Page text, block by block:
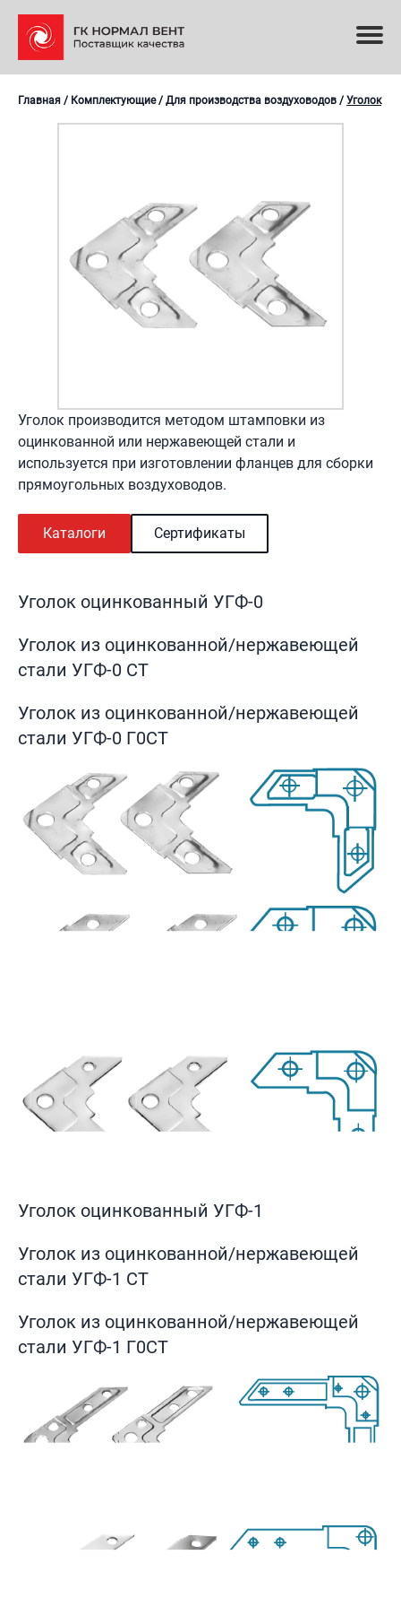
Главная / Комплектующие/ Для производства воздуховодов / Уголок
Уголок производится методом штамповки из
оцинкованной или нержавеющей стали и
используется при изготовлении фланцев для сборки
прямоугольных воздуховодов.
Каталоги Сертификаты
Уголок оцинкованный УГФ-0
Уголок из оцинкованной/нержавеющей
стали УГФ-0 СТ
Уголок из оцинкованной/нержавеющей
стали УГФ-0 Г0СТ
Уголок оцинкованный УГФ-1
Уголок из оцинкованной/нержавеющей
стали УГФ-1 СТ
Уголок из оцинкованной/нержавеющей
стали УГФ-1 Г0СТ